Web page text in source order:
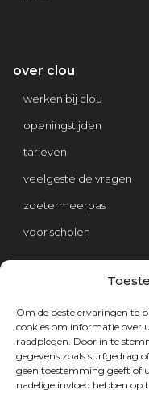
Om de beste ervaringen te
cookies om informatie over
raadplegen. Door in te
gegevens zoals surfgedrag
geen toestemming geeft of
nadelige invloed hebben op
over clou
werken bij clou
openingstijden
tarieven
veelgestelde vragen
zoetermeerpas
voor scholen